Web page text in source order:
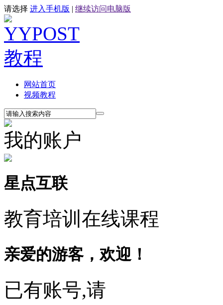
请选择 进入手机版 | 继续访问电脑版
网站首页
视频教程
我的账户
星点互联
教育培训在线课程
亲爱的游客，欢迎！
已有账号,请